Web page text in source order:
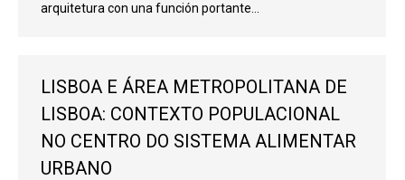
arquitetura con una función portante…
LISBOA E ÁREA METROPOLITANA DE
LISBOA: CONTEXTO POPULACIONAL
NO CENTRO DO SISTEMA ALIMENTAR
URBANO